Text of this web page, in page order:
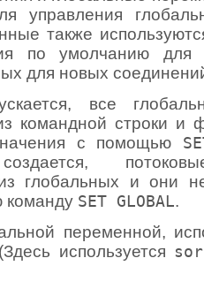
управления
также
по умолчанию для
для новых
все
командной строки и
с помощью
глобальных и они
команду SET GLOBAL.
переменной,
используется